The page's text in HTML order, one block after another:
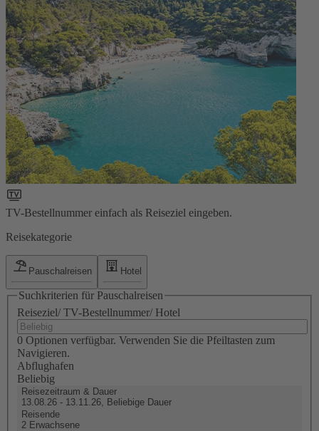
TV-Bestellnummer einfach als Reiseziel eingeben.
Reisekategorie
Pauschalreisen Hotel
Suchkriterien für Pauschalreisen
Reiseziel/ TV-Bestellnummer/ Hotel
0 Optionen verfügbar. Verwenden Sie die Pfeiltasten zum
Navigieren.
Abflughafen
Beliebig
Reisezeitraum & Dauer
13.08.26 - 13.11.26, Beliebige Dauer
Reisende
2 Erwachsene